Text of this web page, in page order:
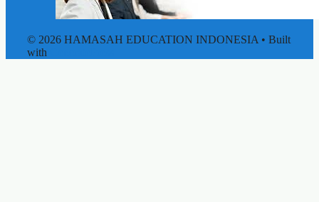
© 2026 HAMASAH EDUCATION INDONESIA • Built
with